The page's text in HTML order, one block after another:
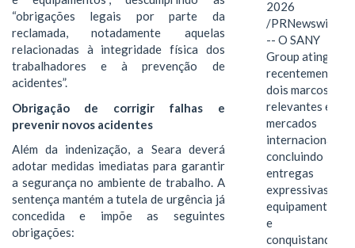
“obrigações legais por parte da
reclamada, notadamente aquelas
relacionadas à integridade física dos
trabalhadores e à prevenção de
acidentes”.
Obrigação de corrigir falhas e
prevenir novos acidentes
Além da indenização, a Seara deverá
adotar medidas imediatas para garantir
a segurança no ambiente de trabalho. A
sentença mantém a tutela de urgência já
concedida e impõe as seguintes
obrigações:
2026
/PRNewswire/
-- O SANY
Group atingiu
recentemente
dois marcos
relevantes em
mercados
internacionais,
concluindo
entregas
expressivas de
equipamentos
e
conquistando